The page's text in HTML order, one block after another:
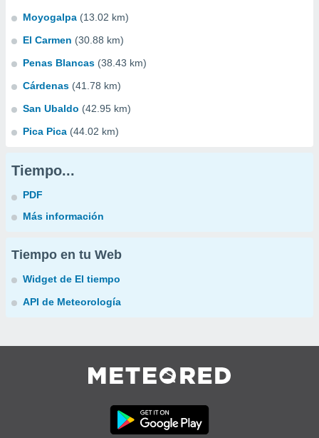
Moyogalpa (13.02 km)
El Carmen (30.88 km)
Penas Blancas (38.43 km)
Cárdenas (41.78 km)
San Ubaldo (42.95 km)
Pica Pica (44.02 km)
Tiempo...
PDF
Más información
Tiempo en tu Web
Widget de El tiempo
API de Meteorología